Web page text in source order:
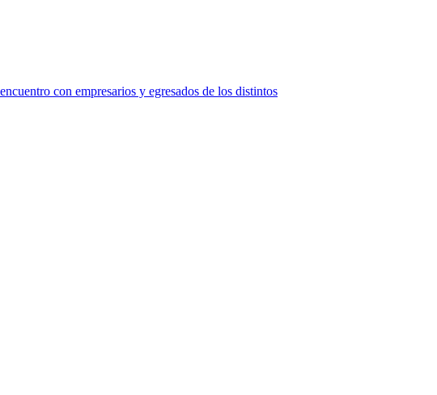
con empresarios y egresados de los distintos